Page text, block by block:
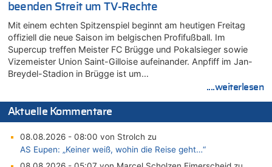
beenden Streit um TV-Rechte
Mit einem echten Spitzenspiel beginnt am heutigen Freitag
offiziell die neue Saison im belgischen Profifußball. Im
Supercup treffen Meister FC Brügge und Pokalsieger sowie
Vizemeister Union Saint-Gilloise aufeinander. Anpfiff im Jan-
Breydel-Stadion in Brügge ist um…
....weiterlesen
Aktuelle Kommentare
08.08.2026 - 08:00 von Strolch zu
AS Eupen: „Keiner weiß, wohin die Reise geht…“